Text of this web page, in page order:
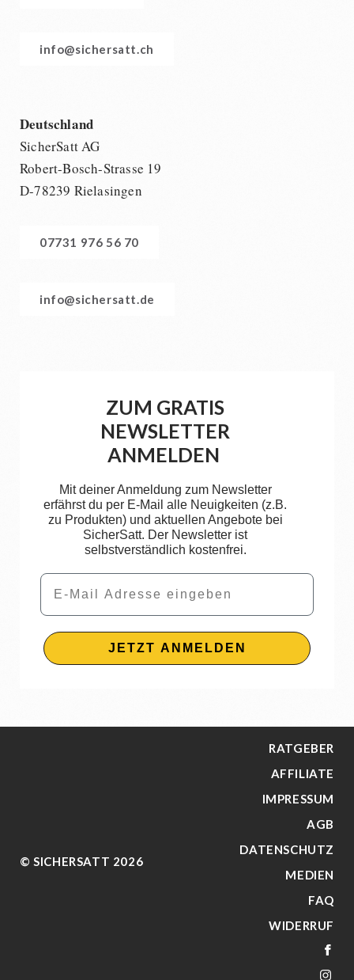
info@sichersatt.ch
Deutschland
SicherSatt AG
Robert-Bosch-Strasse 19
D-78239 Rielasingen
07731 976 56 70
info@sichersatt.de
ZUM GRATIS
NEWSLETTER
ANMELDEN
Mit deiner Anmeldung zum Newsletter
erfährst du per E-Mail alle Neuigkeiten (z.B.
zu Produkten) und aktuellen Angebote bei
SicherSatt. Der Newsletter ist
selbstverständlich kostenfrei.
Email
JETZT ANMELDEN
© SICHERSATT 2026
RATGEBER
AFFILIATE
IMPRESSUM
AGB
DATENSCHUTZ
MEDIEN
FAQ
WIDERRUF